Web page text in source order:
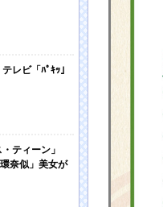
レビ「ﾊﾟｷｯ」
ティーン」
奈似」美女が